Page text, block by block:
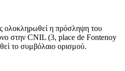
ολοκληρωθεί η πρόσληψη του
στην CNIL (3, place de Fontenoy
το συμβόλαιο ορισμού.